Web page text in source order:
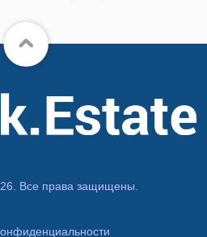
Все права защищены.